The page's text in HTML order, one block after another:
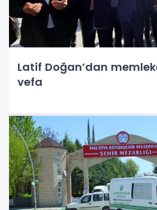
Latif Doğan’dan
vefa